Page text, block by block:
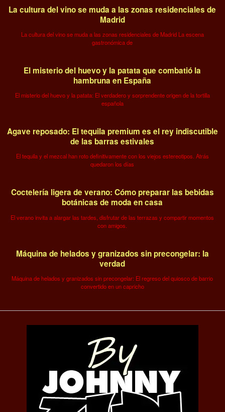
La cultura del vino se muda a las zonas residenciales de
Madrid
La cultura del vino se muda a las zonas residenciales de Madrid La escena
gastronómica de
El misterio del huevo y la patata que combatió la
hambruna en España
El misterio del huevo y la patata: El verdadero y sorprendente origen de la tortilla
española
Agave reposado: El tequila premium es el rey indiscutible
de las barras estivales
El tequila y el mezcal han roto definitivamente con los viejos estereotipos. Atrás
quedaron los días
Coctelería ligera de verano: Cómo preparar las bebidas
botánicas de moda en casa
El verano invita a alargar las tardes, disfrutar de las terrazas y compartir momentos
con amigos.
Máquina de helados y granizados sin precongelar: la
verdad
Máquina de helados y granizados sin precongelar: El regreso del quiosco de barrio
convertido en un capricho